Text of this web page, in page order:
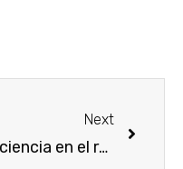
Next
Eficiencia en el regadío